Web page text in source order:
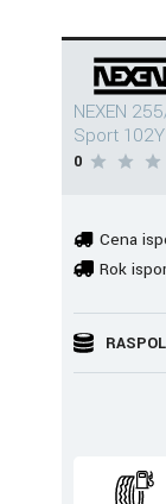
NEXEN
Sport
0
Cena
Rok